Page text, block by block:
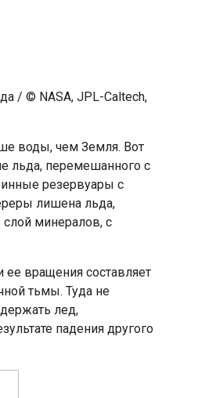
/ © NASA, JPL-Caltech,
воды, чем Земля. Вот
льда, перемешанного с
резервуары с
лишена льда,
слой минералов, с
вращения составляет
тьмы. Туда не
лед,
падения другого